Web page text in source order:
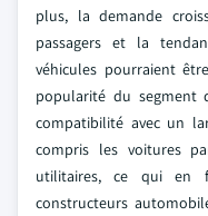
plus, la demande
passagers et la
véhicules pourraient
popularité du segment
compatibilité avec un
compris les voitures
utilitaires, ce qui en
constructeurs